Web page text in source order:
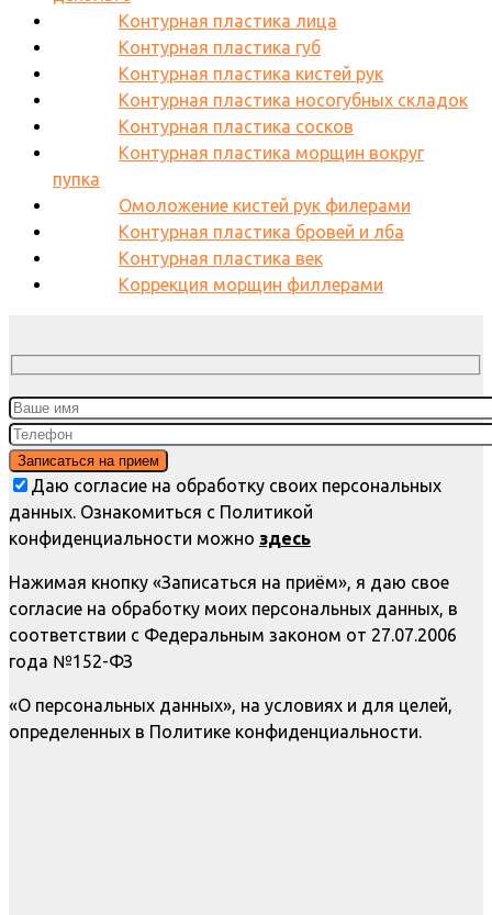
Контурная пластика лица
Контурная пластика губ
Контурная пластика кистей рук
Контурная пластика носогубных складок
Контурная пластика сосков
Контурная пластика морщин вокруг
пупка
Омоложение кистей рук филерами
Контурная пластика бровей и лба
Контурная пластика век
Коррекция морщин филлерами
Даю согласие на обработку своих персональных
данных. Ознакомиться с Политикой
конфиденциальности можно здесь
Нажимая кнопку «Записаться на приём», я даю свое
согласие на обработку моих персональных данных, в
соответствии с Федеральным законом от 27.07.2006
года №152-ФЗ
«О персональных данных», на условиях и для целей,
определенных в Политике конфиденциальности.